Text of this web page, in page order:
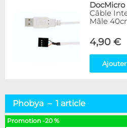
DocMicro
Câble
Mâle
4,90 €
Phobya – 1 article
Promotion -20 %